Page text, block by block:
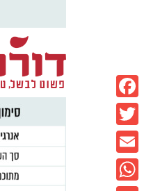
Facebook
Twitter
Email